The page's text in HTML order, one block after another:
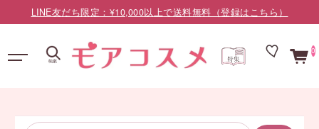
0
LINE友だち限定：¥10,000以上で送料無料（登録はこちら）